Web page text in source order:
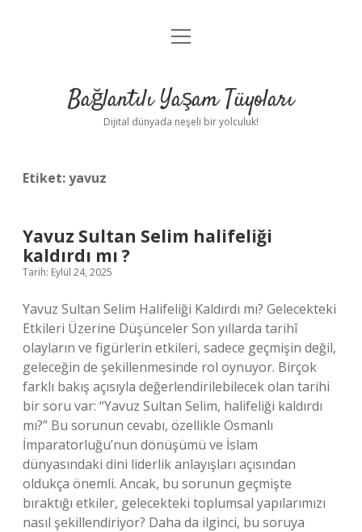
Anasayfa
Yasal Uyarı
menüyü
Bağlantılı Yaşam Tüyoları
Dijital dünyada neşeli bir yolculuk!
Etiket:yavuz
Yavuz Sultan Selim halifeliği
kaldırdı mı ?
Tarih: Eylül 24, 2025
Yavuz Sultan Selim Halifeliği Kaldırdı mı? Gelecekteki
Etkileri Üzerine Düşünceler Son yıllarda tarihî
olayların ve figürlerin etkileri, sadece geçmişin değil,
geleceğin de şekillenmesinde rol oynuyor. Birçok
farklı bakış açısıyla değerlendirilebilecek olan tarihi
bir soru var: “Yavuz Sultan Selim, halifeliği kaldırdı
mı?” Bu sorunun cevabı, özellikle Osmanlı
İmparatorluğu’nun dönüşümü ve İslam
dünyasındaki dini liderlik anlayışları açısından
oldukça önemli. Ancak, bu sorunun geçmişte
bıraktığı etkiler, gelecekteki toplumsal yapılarımızı
nasıl şekillendiriyor? Daha da ilginci, bu soruya